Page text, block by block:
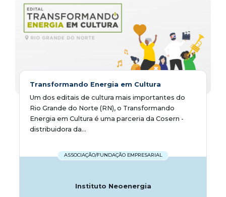
Transformando Energia em Cultura
Um dos editais de cultura mais importantes do
Rio Grande do Norte (RN), o Transformando
Energia em Cultura é uma parceria da Cosern -
distribuidora da...
ASSOCIAÇÃO/FUNDAÇÃO EMPRESARIAL
Instituto Neoenergia